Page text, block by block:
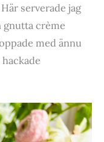
serverade jag
gnutta crème
med ännu